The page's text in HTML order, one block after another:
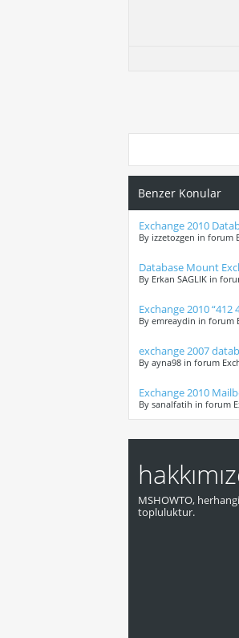
Benzer Konular
Exchange 2010
By izzetozgen in forum
Database Mount
By Erkan SAGLIK in
Exchange 2010
By emreaydin in forum
exchange 2007
By ayna98 in forum
Exchange 2010
By sanalfatih in forum
MSHOWTO,
topluluktur.